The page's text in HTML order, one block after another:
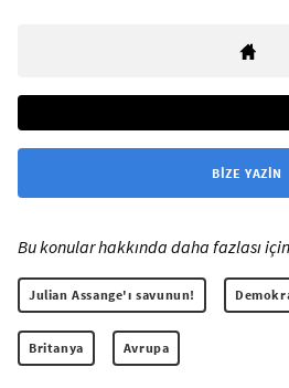
BIZE YAZIN
Bu konular hakkında daha fazlası
Julian Assange'ı savunun!
Britanya Avrupa